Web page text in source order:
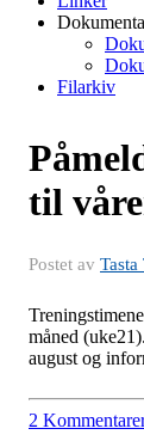
Filarkiv
til
Postet av Tasta
måned
august og
2